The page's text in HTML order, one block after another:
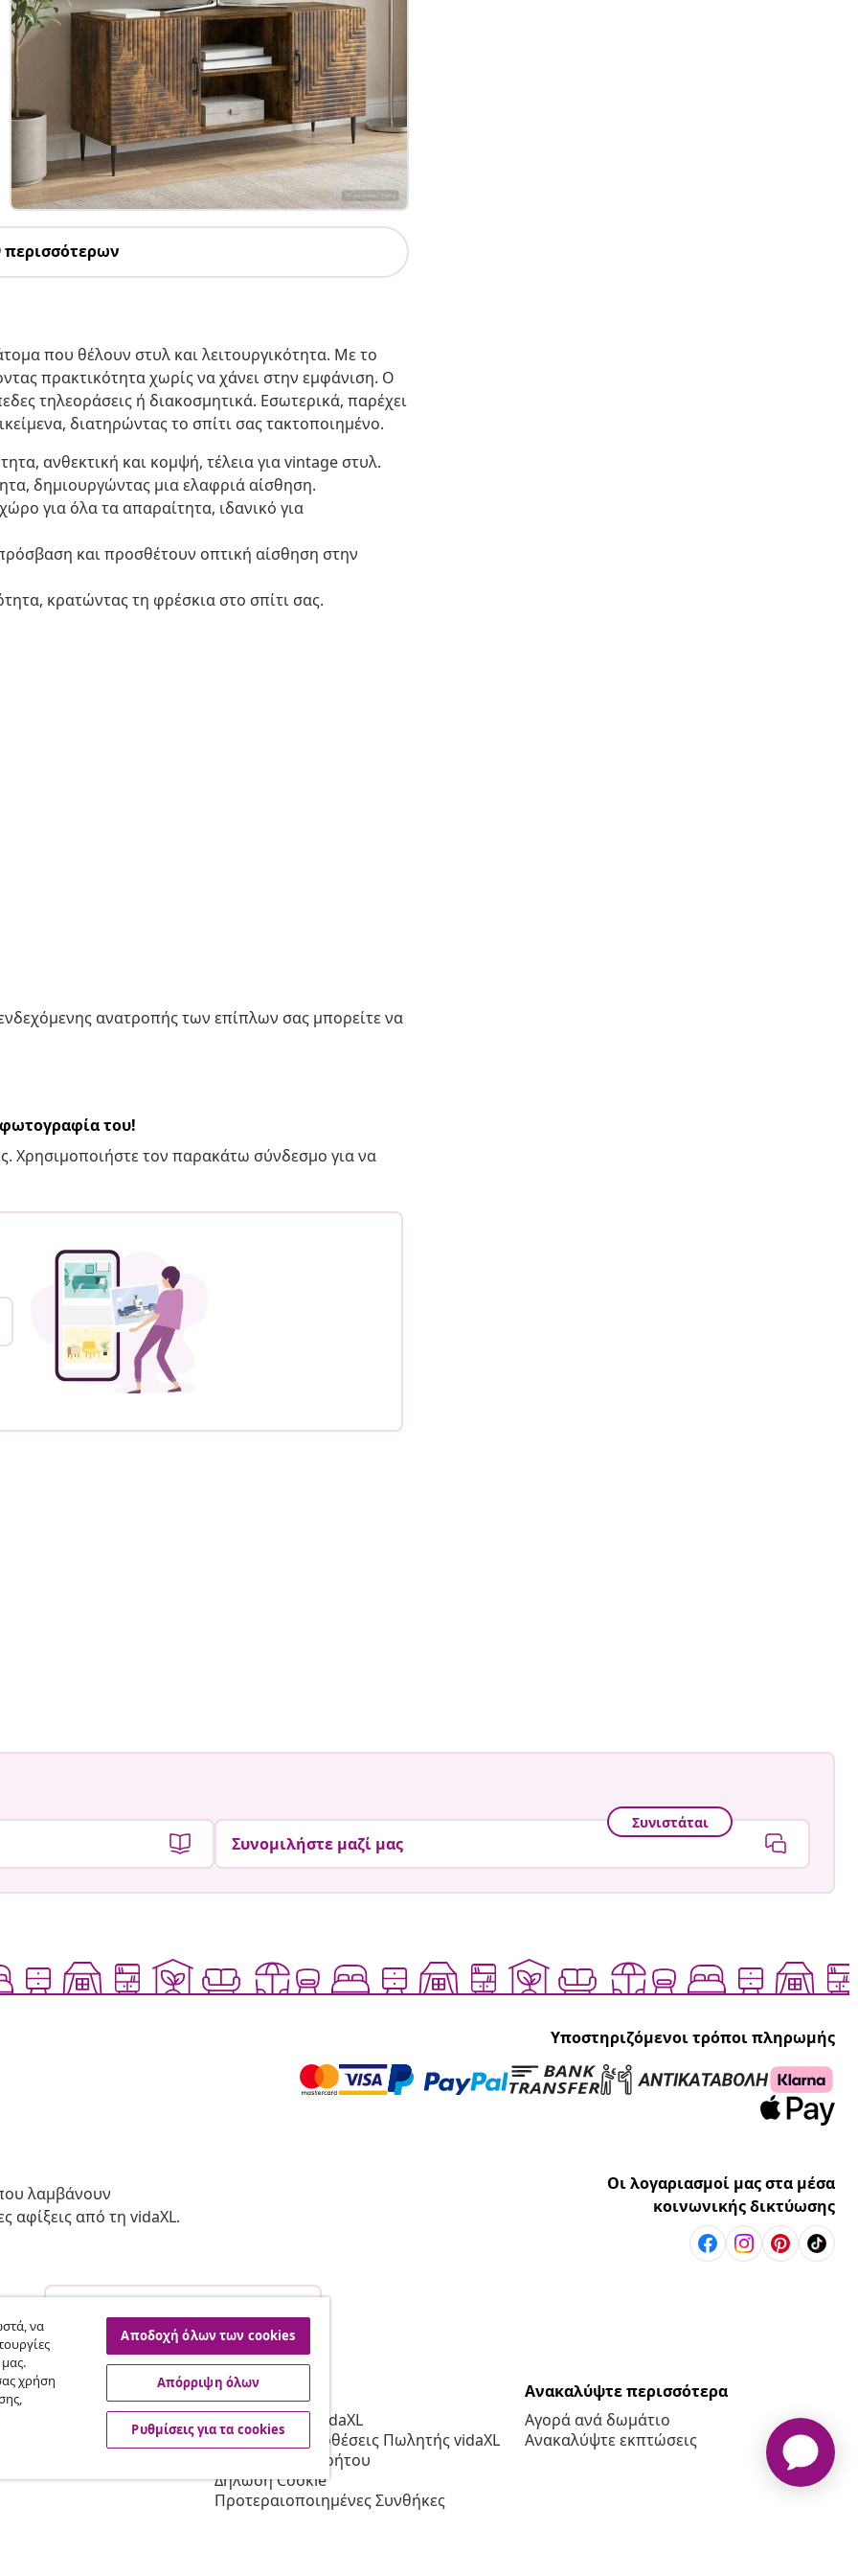
περισσότερων
που θέλουν στυλ και λειτουργικότητα. Με το
πρακτικότητα χωρίς να χάνει στην εμφάνιση. Ο
τηλεοράσεις ή διακοσμητικά. Εσωτερικά, παρέχει
διατηρώντας το σπίτι σας τακτοποιημένο.
ανθεκτική και κομψή, τέλεια για vintage στυλ.
δημιουργώντας μια ελαφριά αίσθηση.
για όλα τα απαραίτητα, ιδανικό για
και προσθέτουν οπτική αίσθηση στην
κρατώντας τη φρέσκια στο σπίτι σας.
ανατροπής των επίπλων σας μπορείτε να
του!
Χρησιμοποιήστε τον παρακάτω σύνδεσμο για να
Συνιστάται
Συνομιλήστε μαζί μας
Υποστηριζόμενοι τρόποι πληρωμής
λαμβάνουν
αφίξεις από τη vidaXL.
Οι λογαριασμοί μας στα μέσα
κοινωνικής δικτύωσης
vidaXL
Σχετικά με τη vidaXL
Όροι & Προϋποθέσεις Πωλητής vidaXL
Πολιτική απορρήτου
Δήλωση Cookie
Προτεραιοποιημένες Συνθήκες
Ανακαλύψτε περισσότερα
Αγορά ανά δωμάτιο
Ανακαλύψτε εκπτώσεις
να
χρήση
Αποδοχή όλων των cookies
Απόρριψη όλων
Ρυθμίσεις για τα cookies